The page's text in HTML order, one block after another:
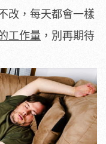
改，每天都會一樣
工作量 ，別再期待